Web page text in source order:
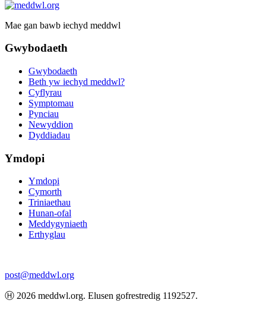
Mae gan bawb iechyd meddwl
Gwybodaeth
Gwybodaeth
Beth yw iechyd meddwl?
Cyflyrau
Symptomau
Pynciau
Newyddion
Dyddiadau
Ymdopi
Ymdopi
Cymorth
Triniaethau
Hunan-ofal
Meddygyniaeth
Erthyglau
post@meddwl.org
Ⓗ 2026 meddwl.org. Elusen gofrestredig 1192527.